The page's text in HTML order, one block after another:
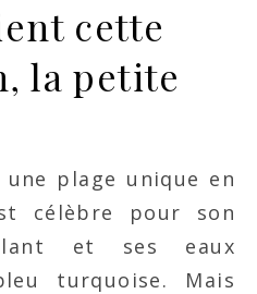
cette
la petite
une plage unique en
célèbre pour son
et ses eaux
turquoise. Mais